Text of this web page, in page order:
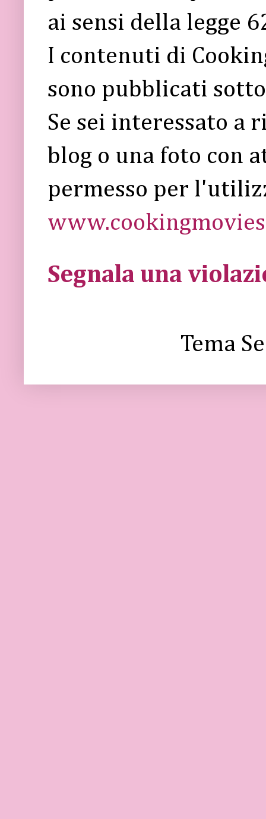
ai sensi della legge
I contenuti di
sono pubblicati
Se sei interessato a
blog o una foto con
permesso per
Segnala una
Tema